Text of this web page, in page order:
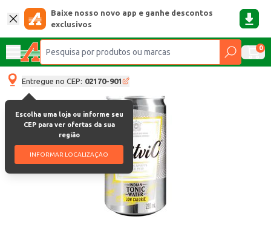
Baixe nosso novo app e ganhe descontos
exclusivos
0
Entregue no CEP: 02170-901
Escolha uma loja ou informe seu
CEP para ver ofertas da sua
região
INFORMAR LOCALIZAÇÃO